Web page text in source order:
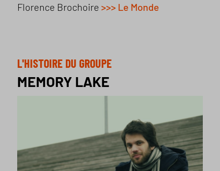
Florence Brochoire>>> Le Monde
L'HISTOIRE DU GROUPE
MEMORY LAKE